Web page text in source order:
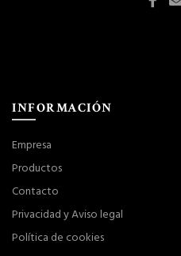
INFORMACIÓN
Empresa
Productos
Contacto
Privacidad y Aviso legal
Política de cookies